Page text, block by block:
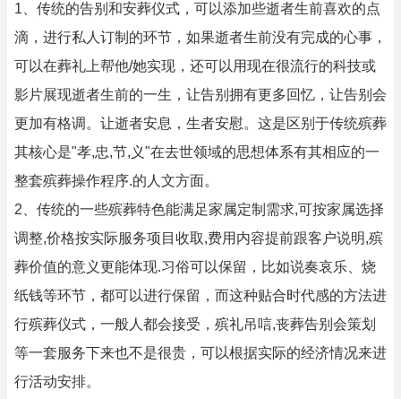
1、传统的告别和安葬仪式，可以添加些逝者生前喜欢的点
滴，进行私人订制的环节，如果逝者生前没有完成的心事，
可以在葬礼上帮他/她实现，还可以用现在很流行的科技或
影片展现逝者生前的一生，让告别拥有更多回忆，让告别会
更加有格调。让逝者安息，生者安慰。这是区别于传统殡葬
其核心是"孝,忠,节,义"在去世领域的思想体系有其相应的一
整套殡葬操作程序.的人文方面。
2、传统的一些殡葬特色能满足家属定制需求,可按家属选择
调整,价格按实际服务项目收取,费用内容提前跟客户说明,殡
葬价值的意义更能体现.习俗可以保留，比如说奏哀乐、烧
纸钱等环节，都可以进行保留，而这种贴合时代感的方法进
行殡葬仪式，一般人都会接受，殡礼吊唁,丧葬告别会策划
等一套服务下来也不是很贵，可以根据实际的经济情况来进
行活动安排。